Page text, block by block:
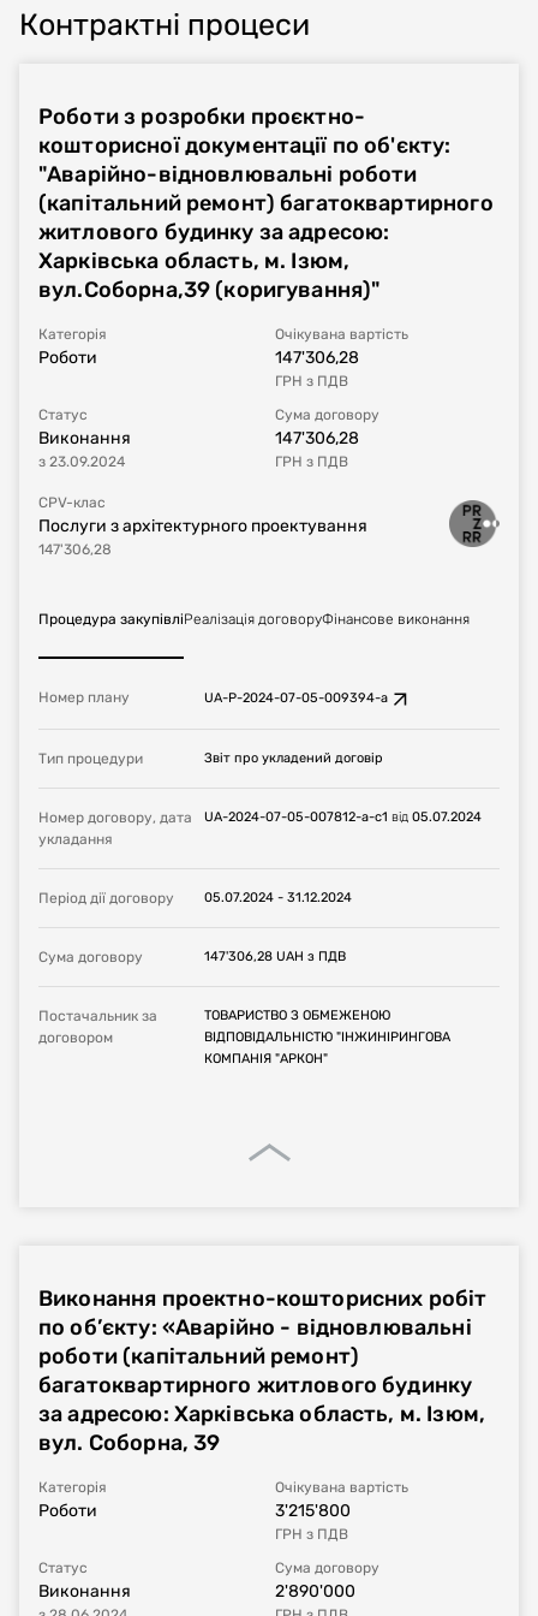
Контрактні процеси
Роботи з розробки проєктно-
кошторисної документації по об'єкту:
"Аварійно-відновлювальні роботи
(капітальний ремонт) багатоквартирного
житлового будинку за адресою:
Харківська область, м. Ізюм,
вул.Соборна,39 (коригування)"
Категорія
Роботи
Очікувана вартість
147'306,28
ГРН з ПДВ
Статус
Виконання
з 23.09.2024
Сума договору
147'306,28
ГРН з ПДВ
CPV-клас
Послуги з архітектурного проектування
147'306,28
Процедура закупівліРеалізація договоруФінансове виконання
Номер плану UA-P-2024-07-05-009394-a
Тип процедури Звіт про укладений договір
Номер договору, дата
укладання
UA-2024-07-05-007812-a-c1 від 05.07.2024
Період дії договору 05.07.2024 - 31.12.2024
Сума договору 147'306,28 UAH з ПДВ
Постачальник за
договором
ТОВАРИСТВО З ОБМЕЖЕНОЮ
ВІДПОВІДАЛЬНІСТЮ "ІНЖИНІРИНГОВА
КОМПАНІЯ "АРКОН"
Виконання проектно-кошторисних робіт
по об’єкту: «Аварійно - відновлювальні
роботи (капітальний ремонт)
багатоквартирного житлового будинку
за адресою: Харківська область, м. Ізюм,
вул. Соборна, 39
Категорія
Роботи
Очікувана вартість
3'215'800
ГРН з ПДВ
Статус
Виконання
Сума договору
2'890'000